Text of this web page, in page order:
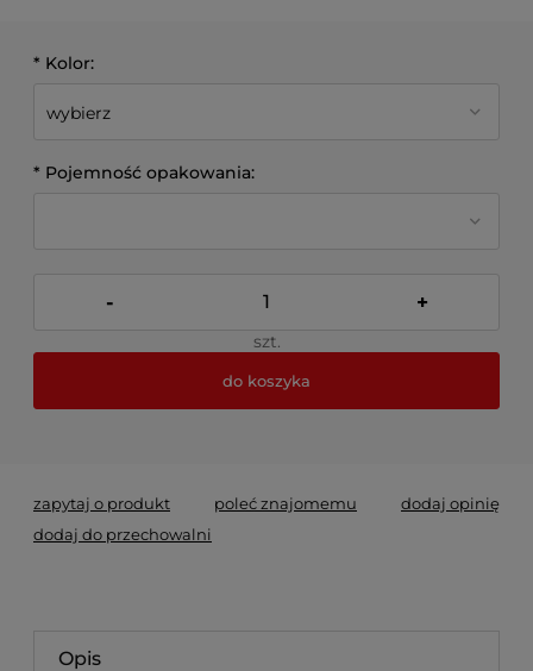
* Kolor:
* Pojemność opakowania:
- +
szt.
do koszyka
zapytaj o produkt poleć znajomemu
dodaj opinię
dodaj do przechowalni
Opis